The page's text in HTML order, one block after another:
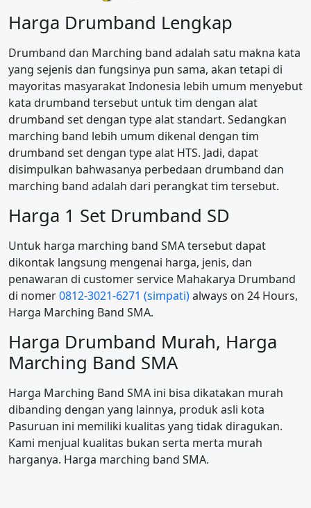
Harga Drumband Lengkap
Drumband dan Marching band adalah satu makna kata
yang sejenis dan fungsinya pun sama, akan tetapi di
mayoritas masyarakat Indonesia lebih umum menyebut
kata drumband tersebut untuk tim dengan alat
drumband set dengan type alat standart. Sedangkan
marching band lebih umum dikenal dengan tim
drumband set dengan type alat HTS. Jadi, dapat
disimpulkan bahwasanya perbedaan drumband dan
marching band adalah dari perangkat tim tersebut.
Harga 1 Set Drumband SD
Untuk harga marching band SMA tersebut dapat
dikontak langsung mengenai harga, jenis, dan
penawaran di customer service Mahakarya Drumband
di nomer0812-3021-6271 (simpati)always on 24 Hours,
Harga Marching Band SMA.
Harga Drumband Murah, Harga
Marching Band SMA
Harga Marching Band SMA ini bisa dikatakan murah
dibanding dengan yang lainnya, produk asli kota
Pasuruan ini memiliki kualitas yang tidak diragukan.
Kami menjual kualitas bukan serta merta murah
harganya. Harga marching band SMA.